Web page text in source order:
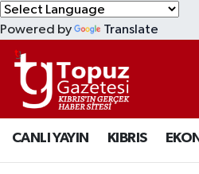
Powered by Translate
CANLI YAYIN KIBRIS
KIBRIS
DÜNYA
EKONOMİ
Lefkoşa Nöbetçi
Lefkoşa Hava Durumu
Lefkoşa Trafik Yoğunluk